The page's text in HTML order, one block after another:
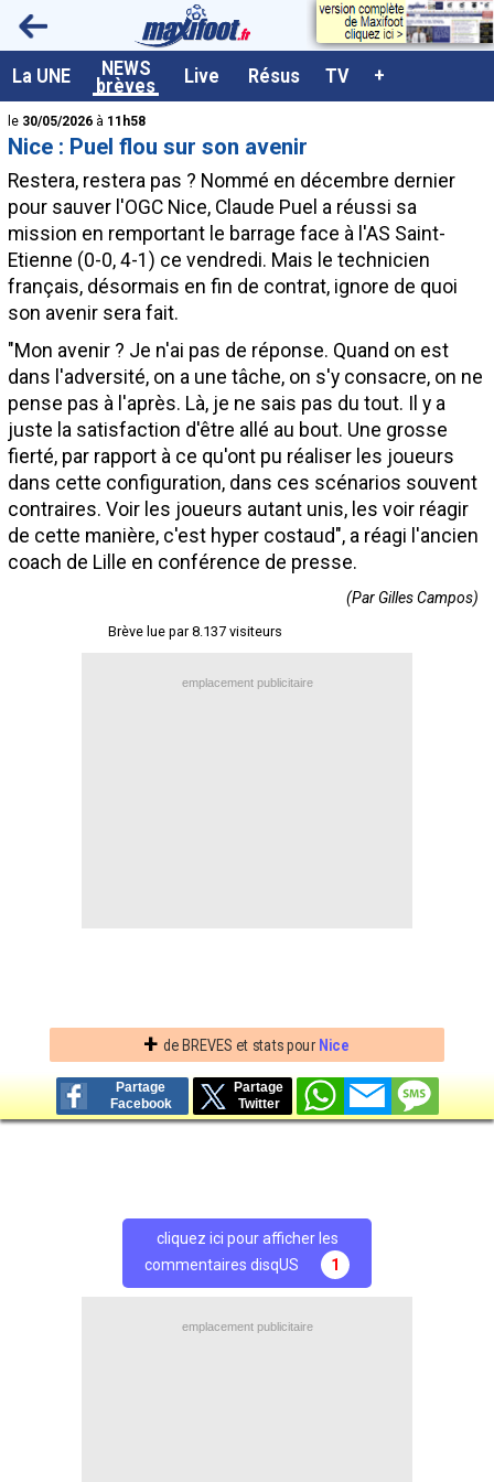
La UNE NEWS
brèves Live Résus TV +
<
le 30/05/2026 à 11h58
Nice : Puel flou sur son avenir
Restera, restera pas ? Nommé en décembre dernier
pour sauver l'OGC Nice, Claude Puel a réussi sa
mission en remportant le barrage face à l'AS Saint-
Etienne (0-0, 4-1) ce vendredi. Mais le technicien
français, désormais en fin de contrat, ignore de quoi
son avenir sera fait.
"Mon avenir ? Je n'ai pas de réponse. Quand on est
dans l'adversité, on a une tâche, on s'y consacre, on ne
pense pas à l'après. Là, je ne sais pas du tout. Il y a
juste la satisfaction d'être allé au bout. Une grosse
fierté, par rapport à ce qu'ont pu réaliser les joueurs
dans cette configuration, dans ces scénarios souvent
contraires. Voir les joueurs autant unis, les voir réagir
de cette manière, c'est hyper costaud", a réagi l'ancien
coach de Lille en conférence de presse.
(Par Gilles Campos)
Brève lue par 8.137 visiteurs
emplacement publicitaire
+ de BREVES et stats pour Nice
Partage
Facebook
Partage
Twitter
cliquez ici pour afficher les
commentaires disqUS
1
emplacement publicitaire
A la UNE
Dernières brèves
Live / Matchs en direct
Résultats et Classements
Class. buteurs européens
Programme TV foot
Vidéos
Sondages
Tableau transferts L1
Taille de la police
Paramètrages / Options
Contact / Signaler un bug
Recrutement Maxifoot
site web Maxifoot.fr